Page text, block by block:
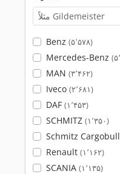
Benz (۵٬۵۷۸)
Mercedes-Benz
MAN (۳٬۴۶۲)
Iveco (۲٬۶۸۱)
DAF (۱٬۴۵۳)
SCHMITZ (۱٬۳۵۰)
Schmitz Cargobull
Renault (۱٬۱۶۲)
SCANIA (۱٬۱۳۵)